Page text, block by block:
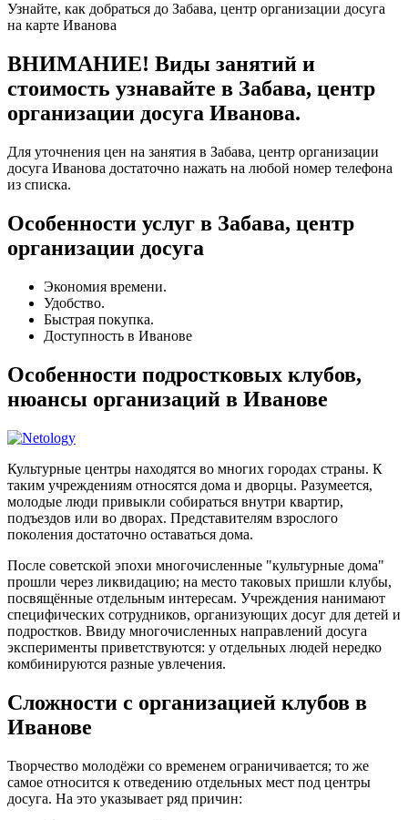
Узнайте, как добраться до Забава, центр организации досуга
на карте Иванова
ВНИМАНИЕ! Виды занятий и
стоимость узнавайте в Забава, центр
организации досуга Иванова.
Для уточнения цен на занятия в Забава, центр организации
досуга Иванова достаточно нажать на любой номер телефона
из списка.
Особенности услуг в Забава, центр
организации досуга
Экономия времени.
Удобство.
Быстрая покупка.
Доступность в Иванове
Особенности подростковых клубов,
нюансы организаций в Иванове
Культурные центры находятся во многих городах страны. К
таким учреждениям относятся дома и дворцы. Разумеется,
молодые люди привыкли собираться внутри квартир,
подъездов или во дворах. Представителям взрослого
поколения достаточно оставаться дома.
После советской эпохи многочисленные "культурные дома"
прошли через ликвидацию; на место таковых пришли клубы,
посвящённые отдельным интересам. Учреждения нанимают
специфических сотрудников, организующих досуг для детей и
подростков. Ввиду многочисленных направлений досуга
эксперименты приветствуются: у отдельных людей нередко
комбинируются разные увлечения.
Сложности с организацией клубов в
Иванове
Творчество молодёжи со временем ограничивается; то же
самое относится к отведению отдельных мест под центры
досуга. На это указывает ряд причин: